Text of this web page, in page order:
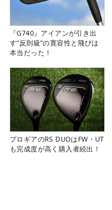
『G740』アイアンが引き出
す“反則級”の寛容性と飛びは
本当だった！
プロギアのRS DUOはFW・UT
も完成度が高く購入者続出！